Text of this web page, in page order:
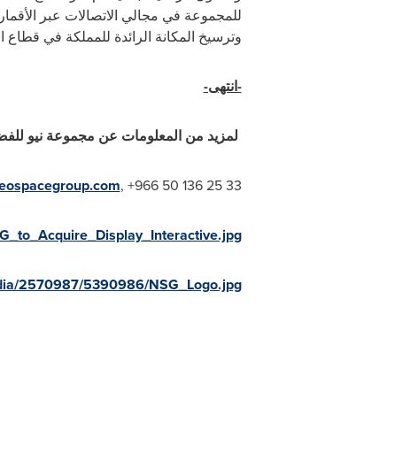
للمجموعة في مجالي الاتصالات عبر
وترسيخ المكانة الرائدة للمملكة في قطاع
-انتهى-
لمزيد من المعلومات عن مجموعة نيو
, +966 50 136 25 33
2570987/5390986/NSG_Logo.jpg